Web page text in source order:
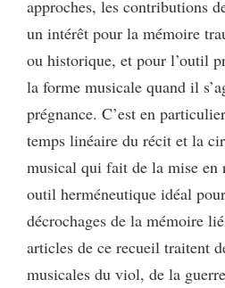
approches, les contributions
un intérêt pour la mémoire
ou historique, et pour l’outil
la forme musicale quand il
prégnance. C’est en
temps linéaire du récit et la
musical qui fait de la mise en
outil herméneutique idéal
décrochages de la mémoire
articles de ce recueil traitent
musicales du viol, de la